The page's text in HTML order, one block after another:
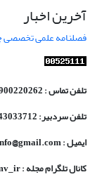
آخرین اخبار
فصلنامه علمی تخصصی
تلفن تماس : 09900220262
تلفن سردبیر: 09143033712
ایمیل : jamv.info@gmail.com
کانال تلگرام مجله : jamv_ir@